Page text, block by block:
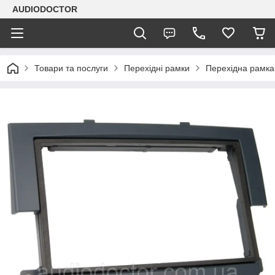
AUDIODOCTOR
Товари та послуги Перехідні рамки Перехідна